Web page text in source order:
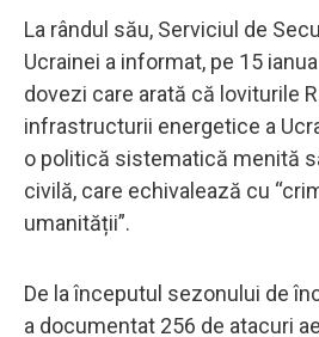
La rândul său, Serviciul de
Ucrainei a informat, pe 15
dovezi care arată că loviturile
infrastructurii energetice a
o politică sistematică menită
civilă, care echivalează cu
umanității”.
De la începutul sezonului de
a documentat 256 de atacuri